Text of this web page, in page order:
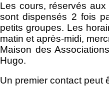
Les cours, réservés
sont dispensés 2 fois
petits groupes. Les
matin et après-midi,
Maison des
Hugo.
Un premier contact peut